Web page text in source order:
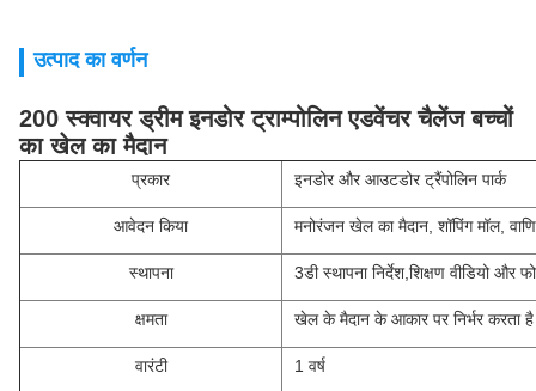
उत्पाद का वर्णन
200 स्क्वायर ड्रीम इनडोर ट्राम्पोलिन एडवेंचर चैलेंज बच्चों
का खेल का मैदान
प्रकार इनडोर और आउटडोर ट्रैंपोलिन पार्क
आवेदन किया मनोरंजन खेल का मैदान, शॉपिंग मॉल,
स्थापना 3डी स्थापना निर्देश,शिक्षण वीडियो और
क्षमता खेल के मैदान के आकार पर निर्भर करता है
वारंटी 1 वर्ष